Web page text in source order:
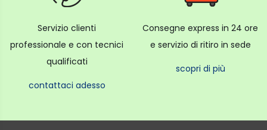
Servizio clienti
professionale e con tecnici
qualificati
contattaci adesso
Consegne express in 24 ore
e servizio di ritiro in sede
scopri di più